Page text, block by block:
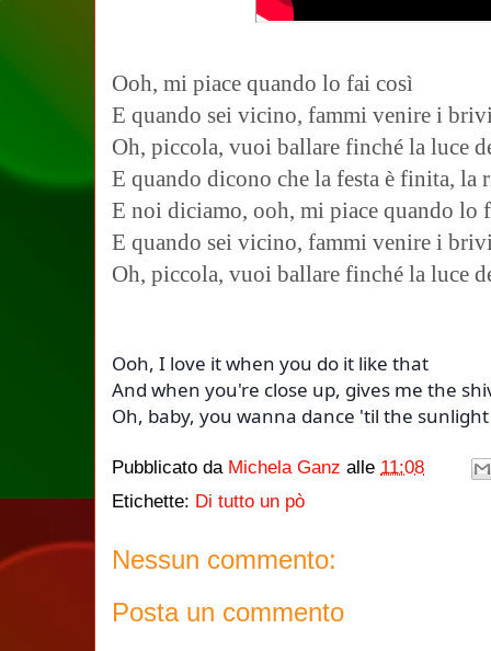
Ooh, mi piace quando lo fai così
E quando sei vicino, fammi venire i
Oh, piccola, vuoi ballare finché la luce
E quando dicono che la festa è finita,
E noi diciamo, ooh, mi piace quando lo
E quando sei vicino, fammi venire i
Oh, piccola, vuoi ballare finché la luce
Ooh, I love it when you do it like that
And when you're close up, gives me the
Oh, baby, you wanna dance 'til the sunlight
Pubblicato da Michela Ganz alle 11:08
Etichette: Di tutto un pò
Nessun commento:
Posta un commento